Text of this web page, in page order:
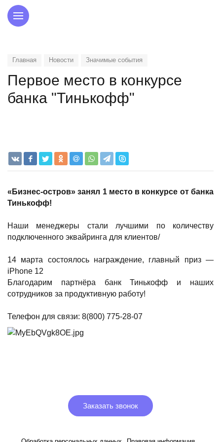
Главная Новости Значимые события
Первое место в конкурсе
банка "Тинькофф"
«Бизнес-остров» занял 1 место в конкурсе от банка
Тинькофф!
Наши менеджеры стали лучшими по количеству
подключенного эквайринга для клиентов/
14 марта состоялось награждение, главный приз —
iPhone 12
Благодарим партнёра банк Тинькофф и наших
сотрудников за продуктивную работу!
Телефон для связи: 8(800) 775-28-07
Заказать звонок